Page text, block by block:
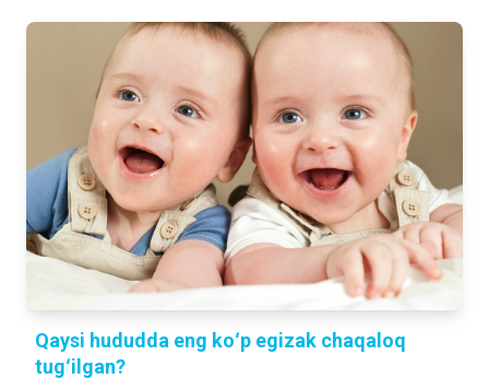
Qaysi hududda eng koʻp egizak chaqaloq
tugʻilgan?